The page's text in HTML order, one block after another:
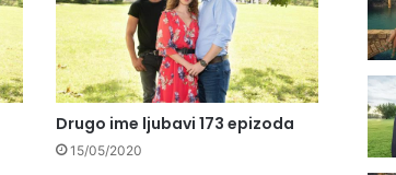
Drugo ime ljubavi 173 epizoda
15/05/2020